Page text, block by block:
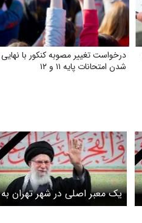
درخواست تغییر مصوبه کنکور با نهایی
شدن امتحانات پایه ۱۱ و ۱۲
یک معبر اصلی در شهر تهران به
نام شهید آیت‌الله خامنه‌ای